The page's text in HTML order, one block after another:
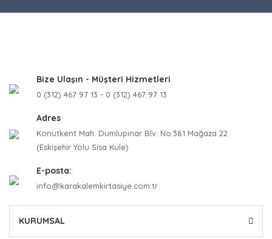
Bize Ulaşın - Müşteri Hizmetleri
0 (312) 467 97 13 - 0 (312) 467 97 13
Adres
Konutkent Mah. Dumlupınar Blv. No:381 Mağaza 22
(Eskişehir Yolu Sisa Kule)
E-posta:
info@karakalemkirtasiye.com.tr
KURUMSAL